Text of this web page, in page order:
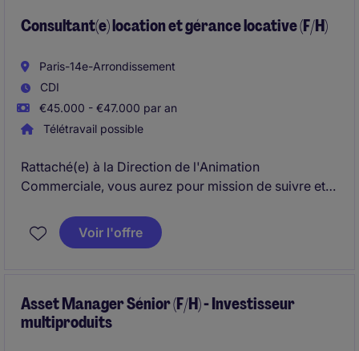
Consultant(e) location et gérance locative (F/H)
Paris-14e-Arrondissement
CDI
€45.000 - €47.000 par an
Télétravail possible
Rattaché(e) à la Direction de l'Animation
Commerciale, vous aurez pour mission de suivre et
immobilières franchisées sur le secteur Ouest de la
France, vous analisez réalité terrain, vous les aidez à
Votre rôle est celui d'un référent, d'un expert qui
embarque et qui fait progresser.
Voir l'offre
Asset Manager Sénior (F/H) - Investisseur
multiproduits